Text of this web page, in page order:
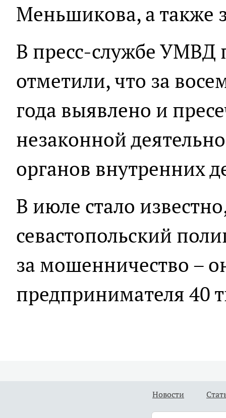
Меньшикова, а
В пресс-службе УМВД
отметили, что за
года выявлено и
незаконной
органов внутренних
В июле стало
севастопольский
за мошенничество –
предпринимателя 40
Новости